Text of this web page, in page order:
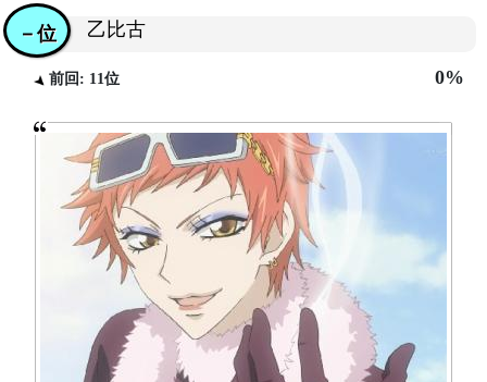
乙比古
－位
前回: 11位 0%